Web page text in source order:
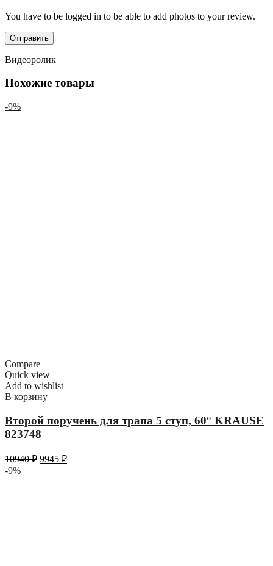
You have to be logged in to be able to add photos to your review.
Видеоролик
Похожие товары
-9%
Compare
Quick view
Add to wishlist
В корзину
Второй поручень для трапа 5 ступ, 60° KRAUSE
823748
10940₽ 9945 ₽
-9%